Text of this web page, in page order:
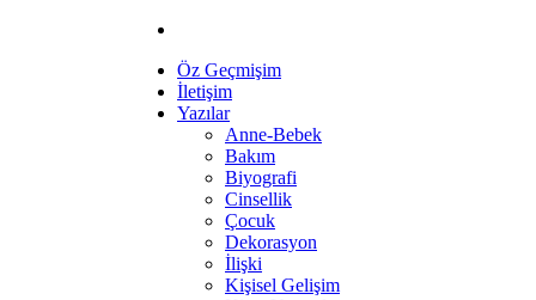
Öz Geçmişim
İletişim
Yazılar
Anne-Bebek
Bakım
Biyografi
Cinsellik
Çocuk
Dekorasyon
İlişki
Kişisel Gelişim